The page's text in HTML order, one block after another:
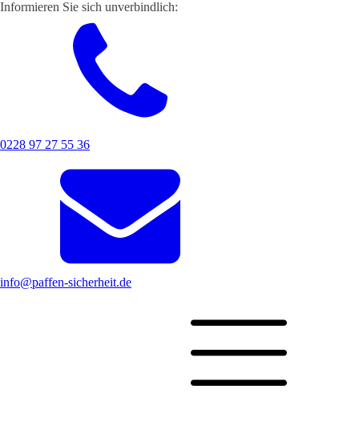
Informieren Sie sich unverbindlich:
0228 97 27 55 36
info@paffen-sicherheit.de